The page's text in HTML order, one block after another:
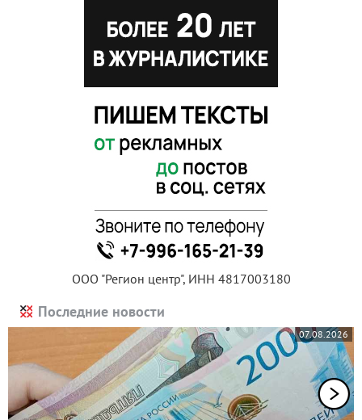
ООО "Регион центр", ИНН 4817003180
Последние новости
07.08.2026